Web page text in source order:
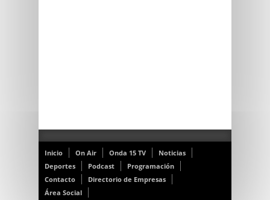
Inicio On Air Onda 15 TV
Noticias
Deportes
Podcast
Programación
Contacto
Directorio de Empresas
Área Social